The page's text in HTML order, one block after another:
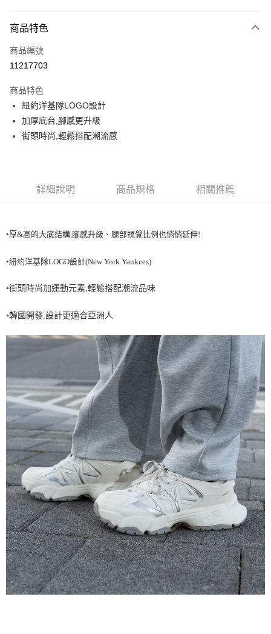
信用卡一次付款
超商取貨付款
Apple Pay
街口支付
全家取貨付款<未取貨列黑名單/不支援離島取退>
全家取貨<不支援離島取退>
每筆NT$60，滿NT$499(含以上)免運費
7-11取貨<不支援離島取退>
每筆NT$80，滿NT$699(含以上)免運費
商品特色
商品編號
11217703
商品特色
紐約洋基隊LOGO設計
加厚底台,腳感更升級
街頭時尚,輕鬆搭配潮流感
詳細說明 商品規格 相關推薦
•厚&高的大底結構,腳感升級、腿部視覺比例也悄悄延伸!
•紐約洋基隊LOGO設計(New York Yankees)
•街頭時尚加運動元素,輕鬆搭配潮流品味
•韓國開發,設計更適合亞洲人